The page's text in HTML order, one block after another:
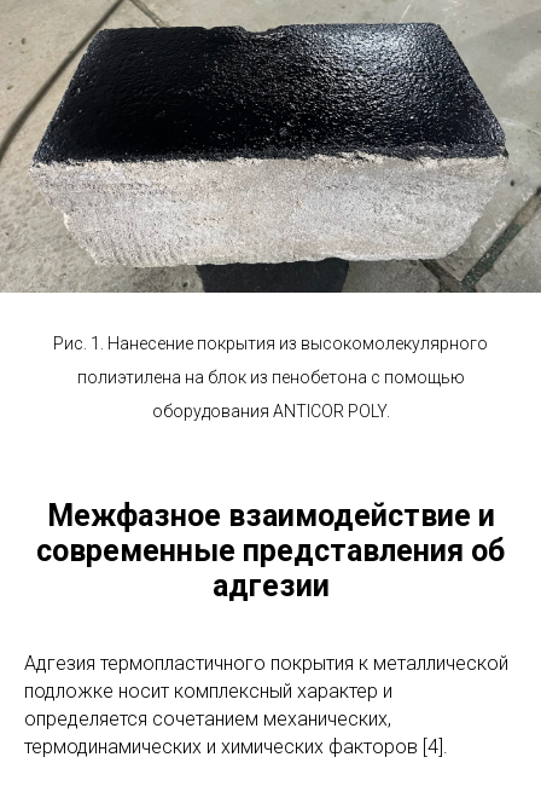
Рис. 1. Нанесение покрытия из высокомолекулярного
полиэтилена на блок из пенобетона с помощью
оборудования ANTICOR POLY.
Межфазное взаимодействие и
современные представления об
адгезии
Адгезия термопластичного покрытия к металлической
подложке носит комплексный характер и
определяется сочетанием механических,
термодинамических и химических факторов [4].